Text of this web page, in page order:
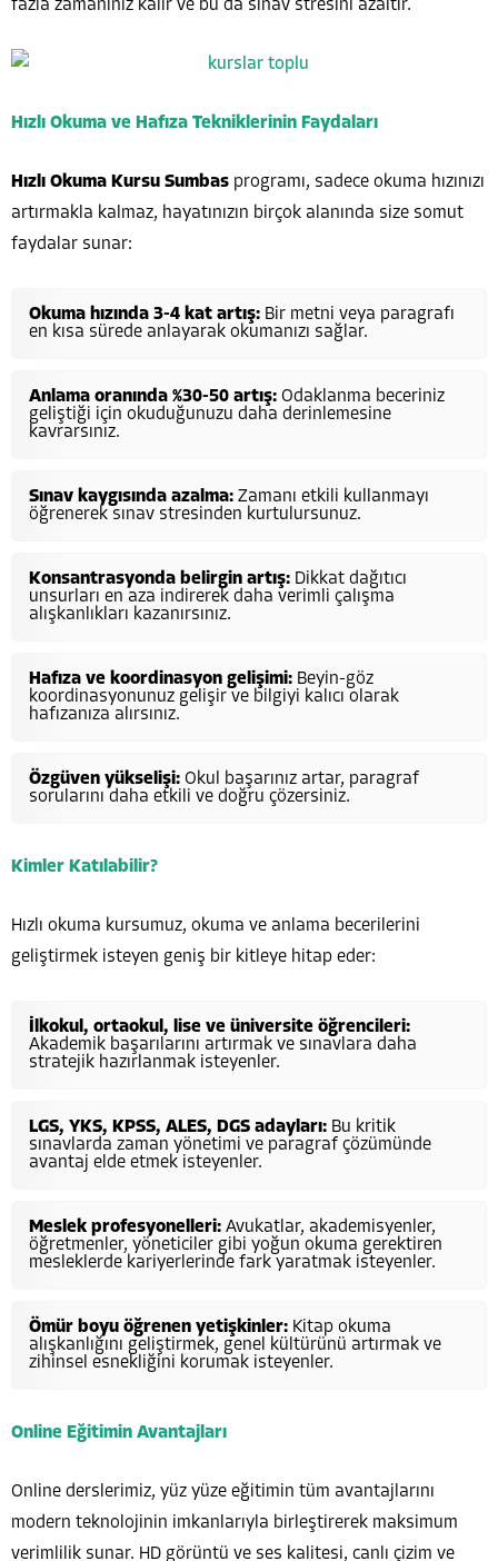
fazla zamanınız kalır ve bu da sınav stresini azaltır.
Hızlı Okuma ve Hafıza Tekniklerinin Faydaları
Hızlı Okuma Kursu Sumbas programı, sadece okuma hızınızı
artırmakla kalmaz, hayatınızın birçok alanında size somut
faydalar sunar:
Okuma hızında 3-4 kat artış: Bir metni veya paragrafı
en kısa sürede anlayarak okumanızı sağlar.
Anlama oranında %30-50 artış: Odaklanma beceriniz
geliştiği için okuduğunuzu daha derinlemesine
kavrarsınız.
Sınav kaygısında azalma: Zamanı etkili kullanmayı
öğrenerek sınav stresinden kurtulursunuz.
Konsantrasyonda belirgin artış: Dikkat dağıtıcı
unsurları en aza indirerek daha verimli çalışma
alışkanlıkları kazanırsınız.
Hafıza ve koordinasyon gelişimi: Beyin-göz
koordinasyonunuz gelişir ve bilgiyi kalıcı olarak
hafızanıza alırsınız.
Özgüven yükselişi: Okul başarınız artar, paragraf
sorularını daha etkili ve doğru çözersiniz.
Kimler Katılabilir?
Hızlı okuma kursumuz, okuma ve anlama becerilerini
geliştirmek isteyen geniş bir kitleye hitap eder:
İlkokul, ortaokul, lise ve üniversite öğrencileri:
Akademik başarılarını artırmak ve sınavlara daha
stratejik hazırlanmak isteyenler.
LGS, YKS, KPSS, ALES, DGS adayları: Bu kritik
sınavlarda zaman yönetimi ve paragraf çözümünde
avantaj elde etmek isteyenler.
Meslek profesyonelleri: Avukatlar, akademisyenler,
öğretmenler, yöneticiler gibi yoğun okuma gerektiren
mesleklerde kariyerlerinde fark yaratmak isteyenler.
Ömür boyu öğrenen yetişkinler: Kitap okuma
alışkanlığını geliştirmek, genel kültürünü artırmak ve
zihinsel esnekliğini korumak isteyenler.
Online Eğitimin Avantajları
Online derslerimiz, yüz yüze eğitimin tüm avantajlarını
modern teknolojinin imkanlarıyla birleştirerek maksimum
verimlilik sunar. HD görüntü ve ses kalitesi, canlı çizim ve